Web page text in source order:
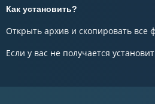
Как установить?
Открыть архив и скопировать все
Если у вас не получается